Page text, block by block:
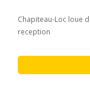
Chapiteau-Loc loue
reception